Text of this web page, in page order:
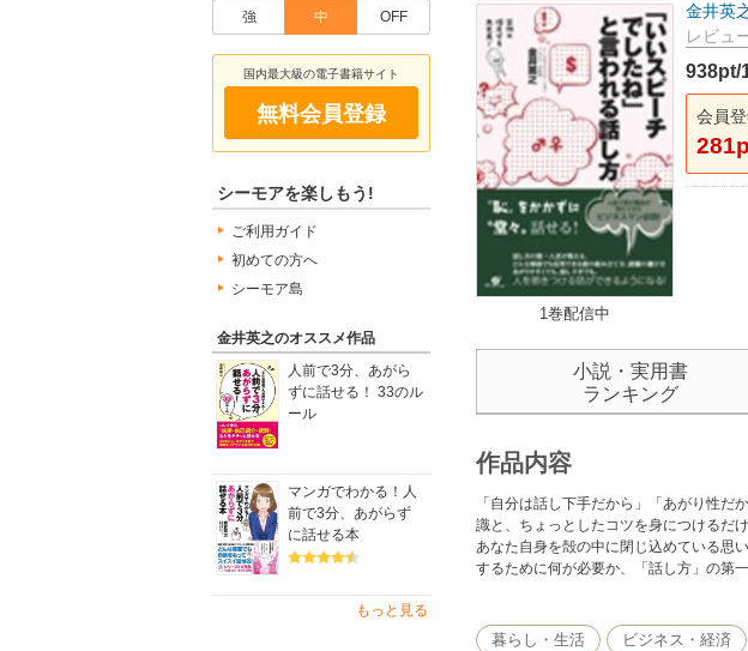
強 中 OFF
国内最大級の電子書籍サイト
無料会員登録
シーモアを楽しもう!
ご利用ガイド
初めての方へ
シーモア島
金井英之のオススメ作品
人前で3分、あがら
ずに話せる！ 33のル
ール
マンガでわかる！人
前で3分、あがらず
に話せる本
もっと見る
1巻配信中
金井英
レビュ
938pt/
会員
小説・実用書
ランキング
作品内容
「自分は話し下手だから」「あがり性
識と、ちょっとしたコツを身につけるだ
あなた自身を殻の中に閉じ込めている思
するために何が必要か、「話し方」の第
暮らし・生活 ビジネス・経済